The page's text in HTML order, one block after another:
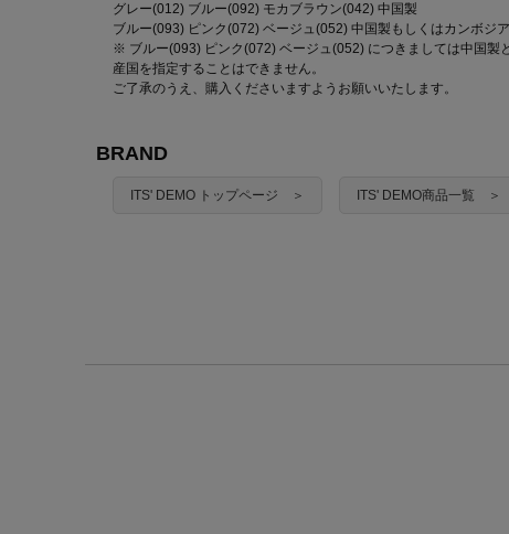
グレー(012) ブルー(092) モカブラウン(042) 中国製
ブルー(093) ピンク(072) ベージュ(052) 中国製もしくはカンボジ
※ ブルー(093) ピンク(072) ベージュ(052) につきましては中国製
産国を指定することはできません。
ご了承のうえ、購入くださいますようお願いいたします。
BRAND
ITS' DEMO トップページ ＞ ITS' DEMO商品一覧 ＞